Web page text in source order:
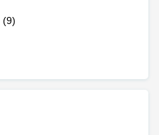
(9)